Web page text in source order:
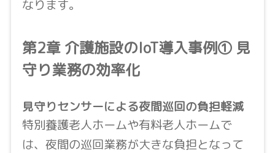
なります。
第2章 介護施設のIoT導入事例① 見
守り業務の効率化
見守りセンサーによる夜間巡回の負担軽減
特別養護老人ホームや有料老人ホームで
は、夜間の巡回業務が大きな負担となって